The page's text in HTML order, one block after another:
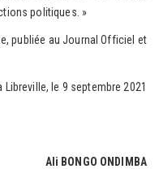
politiques. »
publiée au Journal Officiel et
Libreville, le 9 septembre 2021
Ali BONGO ONDIMBA